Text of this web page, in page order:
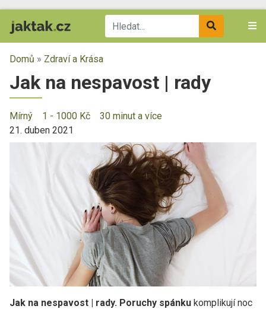
Domů » Zdraví a Krása
Jak na nespavost | rady
Mírný 1 - 1000 Kč
30 minut a více
21. duben 2021
Jak na nespavost | rady. Poruchy spánku komplikují noc